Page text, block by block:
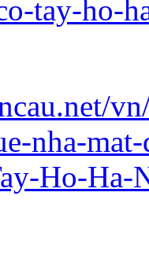
tay-ho-
nha-
Ho-Ha-